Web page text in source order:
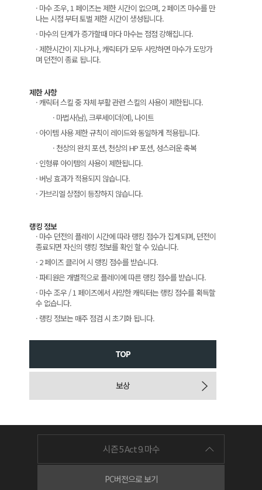
· 마수 조우, 1 페이즈는 제한 시간이 없으며, 2 페이즈 마수를 만
나는 시점 부터 토벌 제한 시간이 생성됩니다.
· 마수의 단계가 증가할때 마다 마수는 점점 강해집니다.
· 제한시간이 지나거나, 캐릭터가 모두 사망하면 마수가 도망가
며 던전이 종료 됩니다.
제한 사항
· 캐릭터 스킬 중 자체 부활 관련 스킬의 사용이 제한됩니다.
· 마법사(남), 크루세이더(여), 나이트
· 아이템 사용 제한 규칙이 레이드와 동일하게 적용됩니다.
· 천상의 완치 포션, 천상의 HP 포션, 성스러운 축복
· 인형류 아이템의 사용이 제한됩니다.
· 버닝 효과가 적용되지 않습니다.
· 가브리엘 상점이 등장하지 않습니다.
랭킹 정보
· 마수 던전의 플레이 시간에 따라 랭킹 점수가 집계되며, 던전이
종료되면 자신의 랭킹 정보를 확인 할 수 있습니다.
· 2 페이즈 클리어 시 랭킹 점수를 받습니다.
· 파티원은 개별적으로 플레이에 따른 랭킹 점수를 받습니다.
· 마수 조우 / 1 페이즈에서 사망한 캐릭터는 랭킹 점수를 획득할
수 없습니다.
· 랭킹 정보는 매주 점검 시 초기화 됩니다.
TOP
보상
시즌 5 Act 9. 마수
PC버전으로 보기